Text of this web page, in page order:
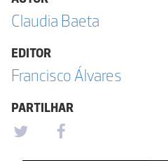
Claudia Baeta
EDITOR
Francisco Álvares
PARTILHAR